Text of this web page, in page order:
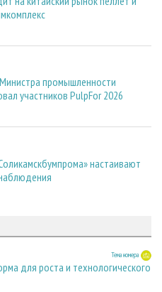
промышленности
участников PulpFor 2026
настаивают
Тема номера
для роста и технологического